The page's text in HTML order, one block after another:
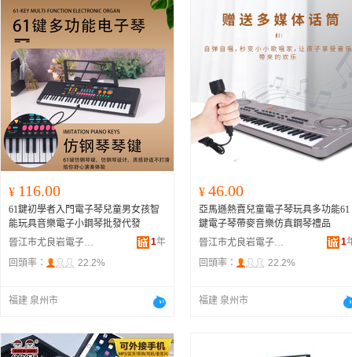
¥ 116.00
61鍵初學者入門電子琴兒童男女孩智
能玩具音樂電子小鋼琴批發代發
晉江市尤良岩電子商務有限公司
1年
回頭率：
22.2%
福建 泉州市
¥ 46.00
亞馬遜熱賣兒童電子琴玩具多功能61
鍵電子琴帶麥音樂仿真鋼琴禮品
晉江市尤良岩電子商務有限公司
1
回頭率：
22.2%
福建 泉州市